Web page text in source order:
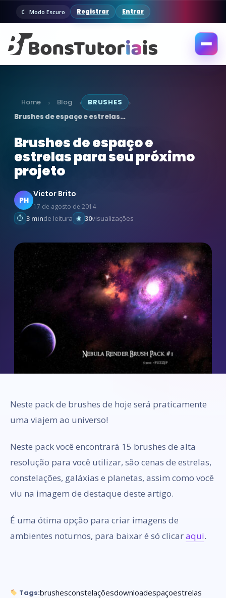
Modo Escuro Registrar Entrar
Abrir
Home › Blog › BRUSHES ›
Brushes de espaço e estrelas…
Brushes de espaço e
estrelas para seu próximo
projeto
PH
Victor Brito
17 de agosto de 2014
3 minde leitura 30visualizações
Neste pack de brushes de hoje será praticamente
uma viajem ao universo!
Neste pack você encontrará 15 brushes de alta
resolução para você utilizar, são cenas de estrelas,
constelações, galáxias e planetas, assim como você
viu na imagem de destaque deste artigo.
É uma ótima opção para criar imagens de
ambientes noturnos, para baixar é só clicaraqui.
Tags:brushesconstelaçõesdownloadespaçoestrelas